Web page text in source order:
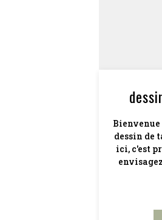
dessin de
ici, c'est